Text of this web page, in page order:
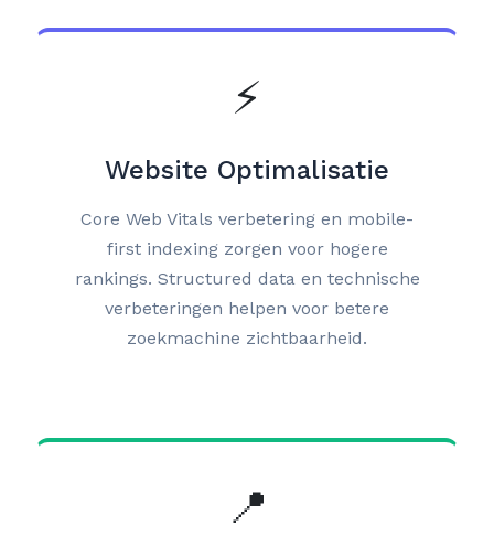
⚡
Website Optimalisatie
Core Web Vitals verbetering en mobile-
first indexing zorgen voor hogere
rankings. Structured data en technische
verbeteringen helpen voor betere
zoekmachine zichtbaarheid.
📍